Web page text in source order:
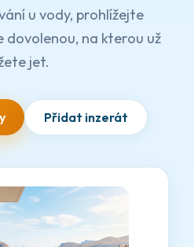
u vody, prohlížejte
dovolenou, na kterou už
jet.
Přidat inzerát